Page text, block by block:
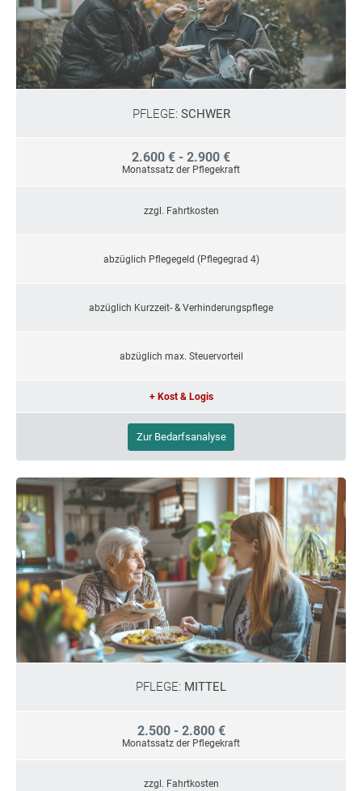
PFLEGE: SCHWER
2.600 € - 2.900 €
Monatssatz der Pflegekraft
zzgl. Fahrtkosten
abzüglich Pflegegeld (Pflegegrad 4)
abzüglich Kurzzeit- & Verhinderungspflege
abzüglich max. Steuervorteil
+ Kost & Logis
Zur Bedarfsanalyse
PFLEGE: MITTEL
2.500 - 2.800 €
Monatssatz der Pflegekraft
zzgl. Fahrtkosten